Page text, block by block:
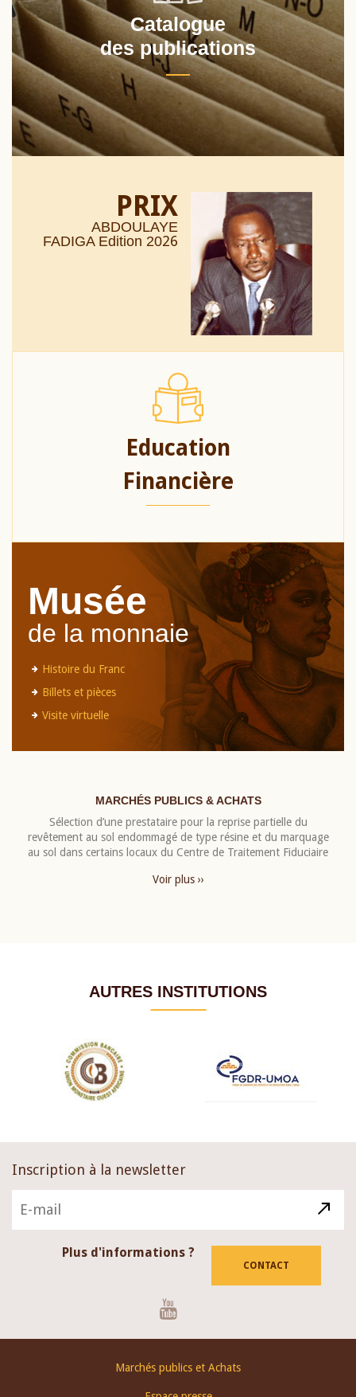
Catalogue
des publications
PRIX
ABDOULAYE
FADIGA Edition 2026
Education
Financière
Musée
de la monnaie
Histoire du Franc
Billets et pièces
Visite virtuelle
MARCHÉS PUBLICS & ACHATS
Sélection d’une prestataire pour la reprise partielle du
revêtement au sol endommagé de type résine et du marquage
au sol dans certains locaux du Centre de Traitement Fiduciaire
Voir plus ››
AUTRES INSTITUTIONS
Inscription à la newsletter
Plus d'informations ?
CONTACT
Marchés publics et Achats